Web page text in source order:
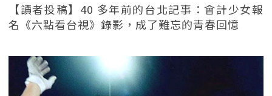
【讀者投稿】40 多年前的台北記事：會計少女報
名《六點看台視》錄影，成了難忘的青春回憶